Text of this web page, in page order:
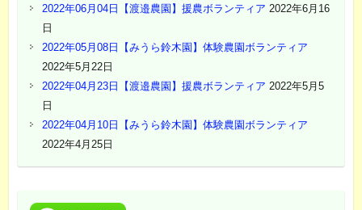
2022年06月04日【渡邉農園】援農ボランティア 2022年6月16
日
2022年05月08日【みうら鈴木園】体験農園ボランティア
2022年5月22日
2022年04月23日【渡邉農園】援農ボランティア 2022年5月5
日
2022年04月10日【みうら鈴木園】体験農園ボランティア
2022年4月25日